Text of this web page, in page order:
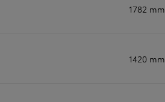
1782 mm
1420 mm